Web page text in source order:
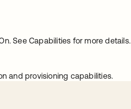
See Capabilities for more details.
and provisioning capabilities.